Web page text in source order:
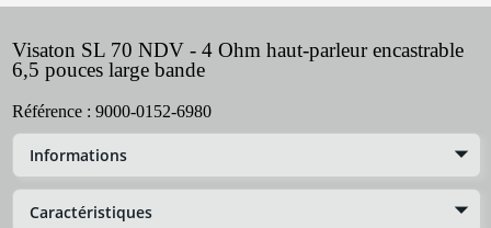
Visaton SL 70 NDV - 4 Ohm haut-parleur encastrable
6,5 pouces large bande
Référence : 9000-0152-6980
Informations
Caractéristiques